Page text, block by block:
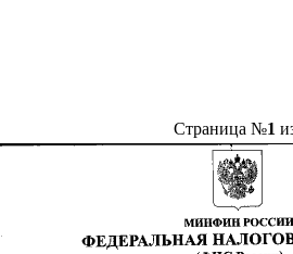
Страница №1